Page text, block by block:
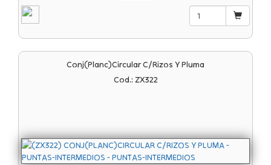
Conj(planc)circular C/rizos Y Pluma
Cod.: ZX322